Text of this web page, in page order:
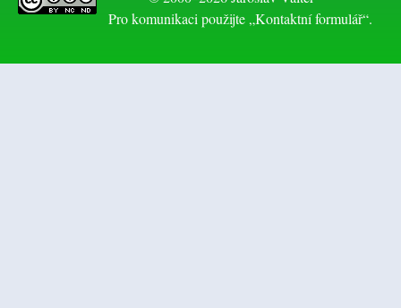
Pro komunikaci použijte „Kontaktní formulář“.